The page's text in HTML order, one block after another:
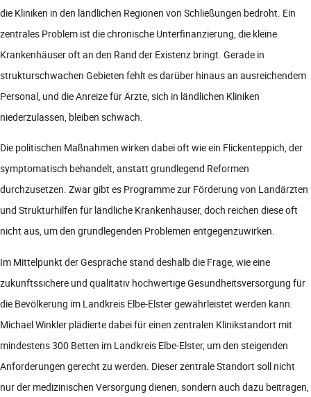
die Kliniken in den ländlichen Regionen von Schließungen bedroht. Ein
zentrales Problem ist die chronische Unterfinanzierung, die kleine
Krankenhäuser oft an den Rand der Existenz bringt. Gerade in
strukturschwachen Gebieten fehlt es darüber hinaus an ausreichendem
Personal, und die Anreize für Ärzte, sich in ländlichen Kliniken
niederzulassen, bleiben schwach.
Die politischen Maßnahmen wirken dabei oft wie ein Flickenteppich, der
symptomatisch behandelt, anstatt grundlegend Reformen
durchzusetzen. Zwar gibt es Programme zur Förderung von Landärzten
und Strukturhilfen für ländliche Krankenhäuser, doch reichen diese oft
nicht aus, um den grundlegenden Problemen entgegenzuwirken.
Im Mittelpunkt der Gespräche stand deshalb die Frage, wie eine
zukunftssichere und qualitativ hochwertige Gesundheitsversorgung für
die Bevölkerung im Landkreis Elbe-Elster gewährleistet werden kann.
Michael Winkler plädierte dabei für einen zentralen Klinikstandort mit
mindestens 300 Betten im Landkreis Elbe-Elster, um den steigenden
Anforderungen gerecht zu werden. Dieser zentrale Standort soll nicht
nur der medizinischen Versorgung dienen, sondern auch dazu beitragen,